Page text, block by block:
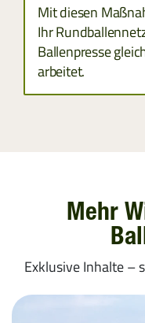
Mit diesen
Ihr
Ballenpresse
arbeitet.
Mehr
Exklusive Inhalte –